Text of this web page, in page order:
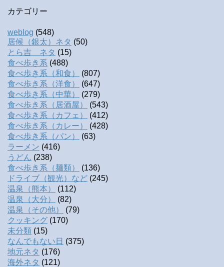
カテゴリー
weblog (548)
居候（銀太）ネタ (50)
とら吉 ネタ (15)
食べ歩き系 (488)
食べ歩き系（和食）
(807)
食べ歩き系（洋食）
(647)
食べ歩き系（中華）
(279)
食べ歩き系（居酒屋）
(543)
食べ歩き系（カフェ）
(412)
食べ歩き系（カレー）
(428)
食べ歩き系（パン）
(63)
ラーメン (416)
うどん (238)
食べ歩き系（麺類）
(136)
ドライブ（観光）など (245)
温泉（熊本）
(112)
温泉（大分）
(82)
温泉（その他）
(79)
クッキング (170)
未分類 (15)
なんでもない日 (375)
地元ネタ (176)
海外ネタ (121)